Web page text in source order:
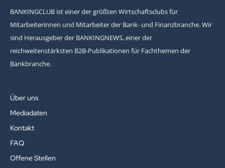
BANKINGCLUB ist einer der größten Wirtschaftsclubs für
Mitarbeiterinnen und Mitarbeiter der Bank- und Finanzbranche. Wir
sind Herausgeber der BANKINGNEWS, einer der
reichweitenstärksten B2B-Publikationen für Fachthemen der
Bankbranche.
Über uns
Mediadaten
Kontakt
FAQ
Offene Stellen